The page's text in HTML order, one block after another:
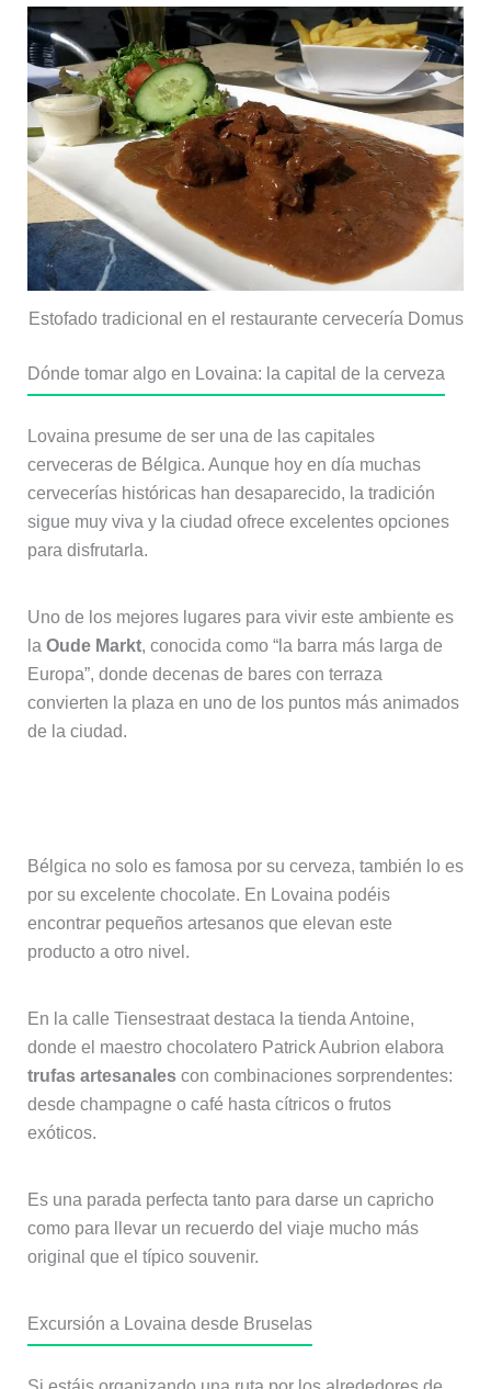
Estofado tradicional en el restaurante cervecería Domus
Dónde tomar algo en Lovaina: la capital de la cerveza
Lovaina presume de ser una de las capitales
cerveceras de Bélgica. Aunque hoy en día muchas
cervecerías históricas han desaparecido, la tradición
sigue muy viva y la ciudad ofrece excelentes opciones
para disfrutarla.
Uno de los mejores lugares para vivir este ambiente es
la Oude Markt, conocida como “la barra más larga de
Europa”, donde decenas de bares con terraza
convierten la plaza en uno de los puntos más animados
de la ciudad.
Bélgica no solo es famosa por su cerveza, también lo es
por su excelente chocolate. En Lovaina podéis
encontrar pequeños artesanos que elevan este
producto a otro nivel.
En la calle Tiensestraat destaca la tienda Antoine,
donde el maestro chocolatero Patrick Aubrion elabora
trufas artesanalescon combinaciones sorprendentes:
desde champagne o café hasta cítricos o frutos
exóticos.
Es una parada perfecta tanto para darse un capricho
como para llevar un recuerdo del viaje mucho más
original que el típico souvenir.
Excursión a Lovaina desde Bruselas